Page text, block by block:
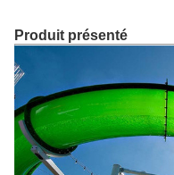
Produit présenté